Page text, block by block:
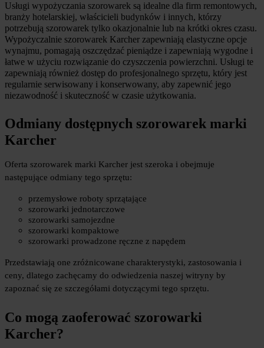
Usługi wypożyczania szorowarek są idealne dla firm remontowych,
branży hotelarskiej, właścicieli budynków i innych, którzy
potrzebują szorowarek tylko okazjonalnie lub na krótki okres czasu.
Wypożyczalnie szorowarek Karcher zapewniają elastyczne opcje
wynajmu, pomagają oszczędzać pieniądze i zapewniają wygodne i
łatwe w użyciu rozwiązanie do czyszczenia powierzchni. Usługi te
zapewniają również dostęp do profesjonalnego sprzętu, który jest
regularnie serwisowany i konserwowany, aby zapewnić jego
niezawodność i skuteczność w czasie użytkowania.
Odmiany dostępnych szorowarek marki
Karcher
Oferta szorowarek marki Karcher jest szeroka i obejmuje
następujące odmiany tego sprzętu:
przemysłowe roboty sprzątające
szorowarki jednotarczowe
szorowarki samojezdne
szorowarki kompaktowe
szorowarki prowadzone ręczne z napędem
Przedstawiają one zróżnicowane charakterystyki, zastosowania i
ceny, dlatego zachęcamy do odwiedzenia naszej witryny by
zapoznać się ze szczegółami dotyczącymi tego sprzętu.
Co mogą zaoferować szorowarki
Karcher?